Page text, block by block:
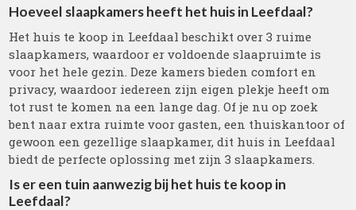
Hoeveel slaapkamers heeft het huis in Leefdaal?
Het huis te koop in Leefdaal beschikt over 3 ruime
slaapkamers, waardoor er voldoende slaapruimte is
voor het hele gezin. Deze kamers bieden comfort en
privacy, waardoor iedereen zijn eigen plekje heeft om
tot rust te komen na een lange dag. Of je nu op zoek
bent naar extra ruimte voor gasten, een thuiskantoor of
gewoon een gezellige slaapkamer, dit huis in Leefdaal
biedt de perfecte oplossing met zijn 3 slaapkamers.
Is er een tuin aanwezig bij het huis te koop in
Leefdaal?